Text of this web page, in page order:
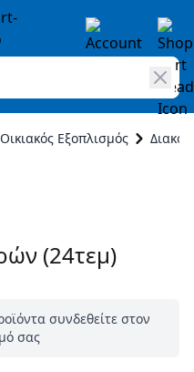
Εξοπλισμός
(24τεμ)
συνδεθείτε στον
σας